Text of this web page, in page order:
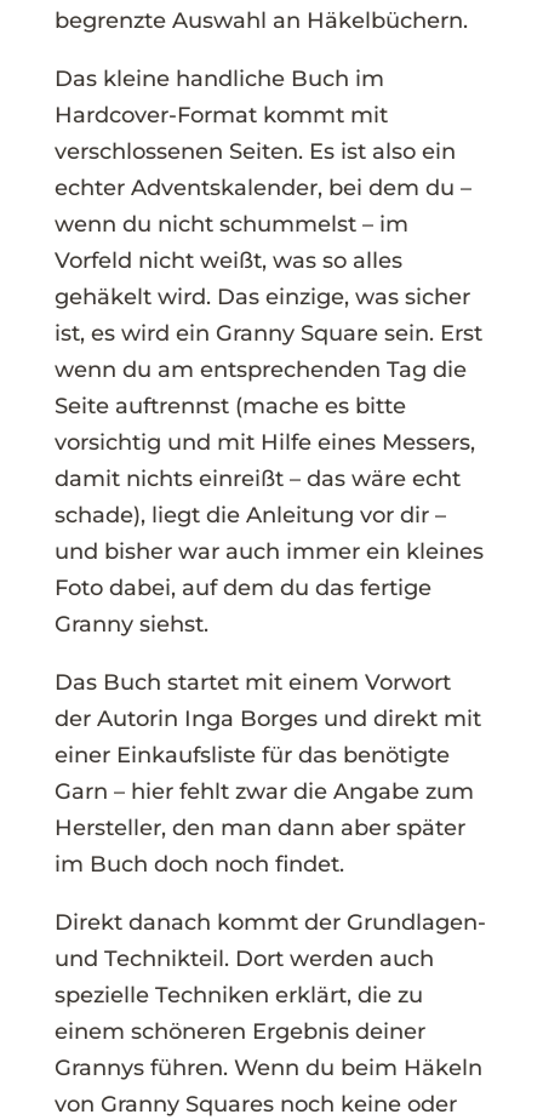
begrenzte Auswahl an Häkelbüchern.
Das kleine handliche Buch im
Hardcover-Format kommt mit
verschlossenen Seiten. Es ist also ein
echter Adventskalender, bei dem du –
wenn du nicht schummelst – im
Vorfeld nicht weißt, was so alles
gehäkelt wird. Das einzige, was sicher
ist, es wird ein Granny Square sein. Erst
wenn du am entsprechenden Tag die
Seite auftrennst (mache es bitte
vorsichtig und mit Hilfe eines Messers,
damit nichts einreißt – das wäre echt
schade), liegt die Anleitung vor dir –
und bisher war auch immer ein kleines
Foto dabei, auf dem du das fertige
Granny siehst.
Das Buch startet mit einem Vorwort
der Autorin Inga Borges und direkt mit
einer Einkaufsliste für das benötigte
Garn – hier fehlt zwar die Angabe zum
Hersteller, den man dann aber später
im Buch doch noch findet.
Direkt danach kommt der Grundlagen-
und Technikteil. Dort werden auch
spezielle Techniken erklärt, die zu
einem schöneren Ergebnis deiner
Grannys führen. Wenn du beim Häkeln
von Granny Squares noch keine oder